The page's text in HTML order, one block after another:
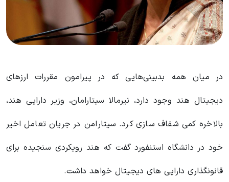
در میان همه بدبینی‌هایی که در پیرامون مقررات ارزهای
دیجیتال هند وجود دارد، نیرمالا سیتارامان، وزیر دارایی هند،
بالاخره کمی شفاف سازی کرد. سیتارامن در جریان تعامل اخیر
خود در دانشگاه استنفورد گفت که هند رویکردی سنجیده برای
قانونگذاری دارایی های دیجیتال خواهد داشت.